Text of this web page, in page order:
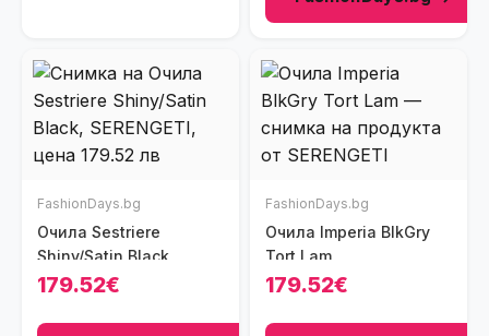
FashionDays.bg
Очила Sestriere
Shiny/Satin Black
179.52€
FashionDays.bg
Очила Imperia BlkGry
Tort Lam
179.52€